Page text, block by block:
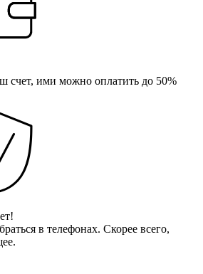
счет, ими можно оплатить до 50%
в телефонах. Скорее всего,